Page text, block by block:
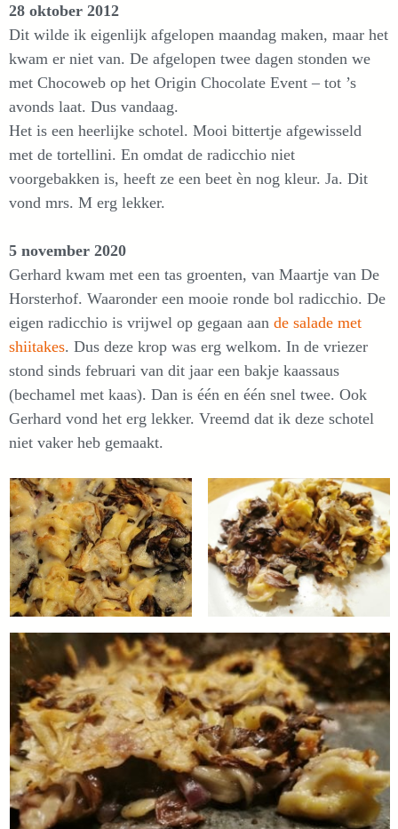
28 oktober 2012
Dit wilde ik eigenlijk afgelopen maandag maken, maar het
kwam er niet van. De afgelopen twee dagen stonden we
met Chocoweb op het Origin Chocolate Event – tot ’s
avonds laat. Dus vandaag.
Het is een heerlijke schotel. Mooi bittertje afgewisseld
met de tortellini. En omdat de radicchio niet
voorgebakken is, heeft ze een beet èn nog kleur. Ja. Dit
vond mrs. M erg lekker.
5 november 2020
Gerhard kwam met een tas groenten, van Maartje van De
Horsterhof. Waaronder een mooie ronde bol radicchio. De
eigen radicchio is vrijwel op gegaan aan de salade met
shiitakes. Dus deze krop was erg welkom. In de vriezer
stond sinds februari van dit jaar een bakje kaassaus
(bechamel met kaas). Dan is één en één snel twee. Ook
Gerhard vond het erg lekker. Vreemd dat ik deze schotel
niet vaker heb gemaakt.